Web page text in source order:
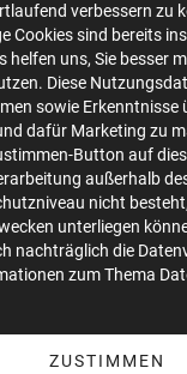
verbessern
Cookies sind bereits
uns, Sie besser
Diese
sowie Erkenntnisse
dafür Marketing zu
Button auf
außerhalb
nicht
unterliegen
nachträglich die
zum Thema
ZUSTIMMEN